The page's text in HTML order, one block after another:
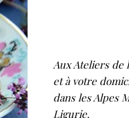
Aux Ateliers de
et à votre
dans les Alpes
Ligurie.